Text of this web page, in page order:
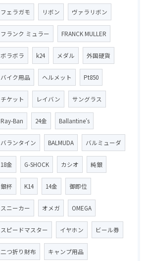
フェラガモ リボン ヴァラリボン
フランク ミュラー FRANCK MULLER
ボラボラ k24 メダル 外国硬貨
バイク用品 ヘルメット Pt850
チケット レイバン サングラス
Ray-Ban 24金 Ballantine′s
バランタイン BALMUDA バルミューダ
18金 G-SHOCK カシオ 純銀
銀杯 K14 14金 御即位
スニーカー オメガ OMEGA
スピードマスター イヤホン ビール券
二つ折り財布 キャンプ用品